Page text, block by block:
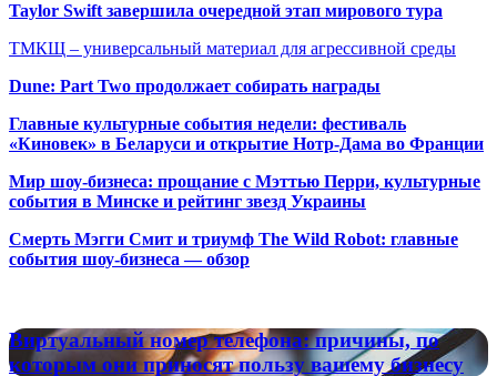
Taylor Swift завершила очередной этап мирового тура
ТМКЩ – универсальный материал для агрессивной среды
Dune: Part Two продолжает собирать награды
Главные культурные события недели: фестиваль
«Киновек» в Беларуси и открытие Нотр-Дама во Франции
Мир шоу-бизнеса: прощание с Мэттью Перри, культурные
события в Минске и рейтинг звезд Украины
Смерть Мэгги Смит и триумф The Wild Robot: главные
события шоу-бизнеса — обзор
Виртуальный
номер
Виртуальный номер телефона: причины, по
которым они приносят пользу вашему бизнесу